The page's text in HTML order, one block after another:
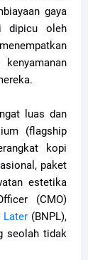
gaya
dipicu oleh
luas dan
(flagship
kopi
paket
estetika
(CMO)
Later(BNPL),
seolah tidak